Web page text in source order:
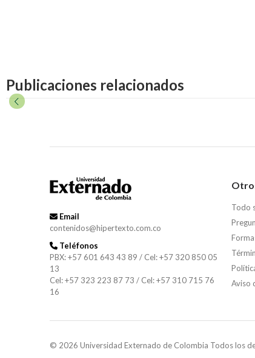
Publicaciones relacionados
Email
contenidos@hipertexto.com.co
Teléfonos
PBX: +57 601 643 43 89 / Cel: +57 320 850 05
13
Cel: +57 323 223 87 73 / Cel: +57 310 715 76
16
Todo
Aviso
© 2026 Universidad Externado de Colombia Todos los